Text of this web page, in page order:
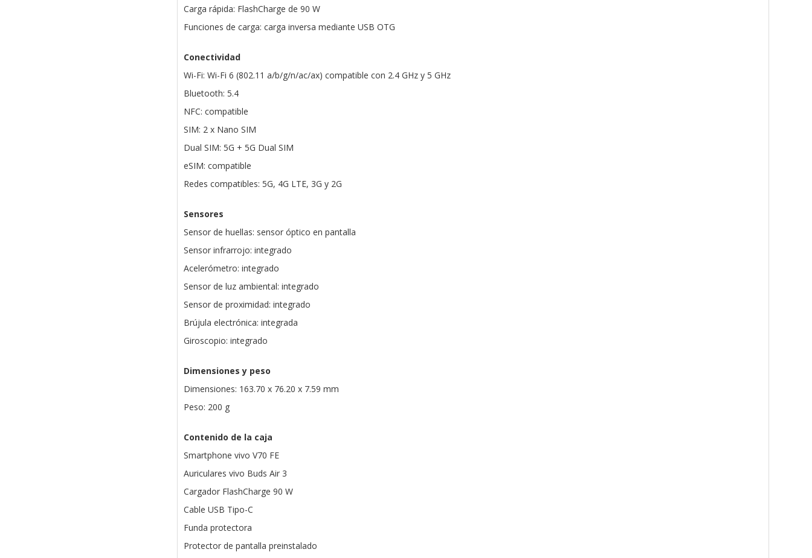
Carga rápida: FlashCharge de 90 W
Funciones de carga: carga inversa mediante USB OTG
Conectividad
Wi-Fi: Wi-Fi 6 (802.11 a/b/g/n/ac/ax) compatible con 2.4 GHz y 5 GHz
Bluetooth: 5.4
NFC: compatible
SIM: 2 x Nano SIM
Dual SIM: 5G + 5G Dual SIM
eSIM: compatible
Redes compatibles: 5G, 4G LTE, 3G y 2G
Sensores
Sensor de huellas: sensor óptico en pantalla
Sensor infrarrojo: integrado
Acelerómetro: integrado
Sensor de luz ambiental: integrado
Sensor de proximidad: integrado
Brújula electrónica: integrada
Giroscopio: integrado
Dimensiones y peso
Dimensiones: 163.70 x 76.20 x 7.59 mm
Peso: 200 g
Contenido de la caja
Smartphone vivo V70 FE
Auriculares vivo Buds Air 3
Cargador FlashCharge 90 W
Cable USB Tipo-C
Funda protectora
Protector de pantalla preinstalado